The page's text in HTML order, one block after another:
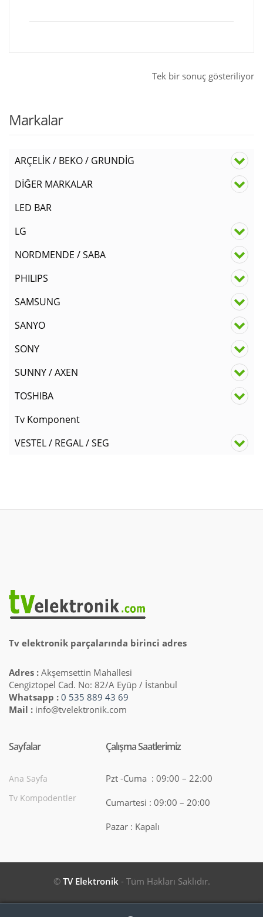
Tek bir sonuç gösteriliyor
Markalar
ARÇELİK / BEKO / GRUNDİG
DİĞER MARKALAR
LED BAR
LG
NORDMENDE / SABA
PHILIPS
SAMSUNG
SANYO
SONY
SUNNY / AXEN
TOSHIBA
Tv Komponent
VESTEL / REGAL / SEG
Tv elektronik parçalarında birinci adres
Adres : Akşemsettin Mahallesi
Cengiztopel Cad. No: 82/A Eyüp / İstanbul
Whatsapp : 0 535 889 43 69
Mail : info@tvelektronik.com
Sayfalar
Ana Sayfa
Tv Kompodentler
Çalışma Saatlerimiz
Pzt -Cuma : 09:00 – 22:00
Cumartesi : 09:00 – 20:00
Pazar : Kapalı
© TV Elektronik- Tüm Hakları Saklıdır.